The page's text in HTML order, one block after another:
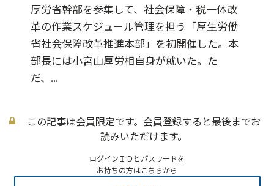
厚労省幹部を参集して、社会保障・税一体改
革の作業スケジュール管理を担う「厚生労働
省社会保障改革推進本部」を初開催した。本
部長には小宮山厚労相自身が就いた。た
だ、...
この記事は会員限定です。会員登録すると最後までお
読みいただけます。
ログインＩＤとパスワードを
お持ちの方はこちらから